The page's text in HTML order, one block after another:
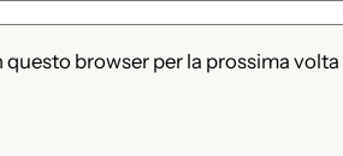
questo browser per la prossima